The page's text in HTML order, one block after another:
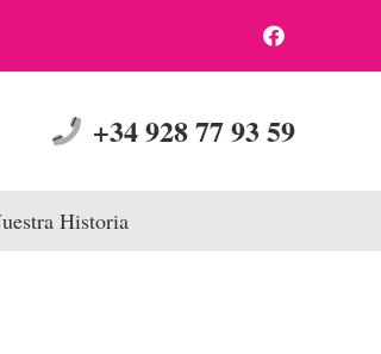
+34 928 77 93 59
Historia